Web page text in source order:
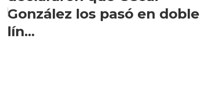
González los pasó en doble
lín...